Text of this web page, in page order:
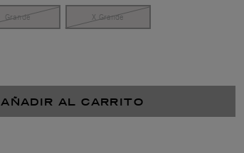
Grande X Grande
AÑADIR AL CARRITO